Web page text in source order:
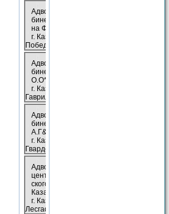
Адво­кат­ский ка­
бинет На­би­ул­ли­
на Ф.К&., Казань
г. Казань, пр-кт.
Победы, 158
Адво­кат­ский ка­
бинет Ры­ко­ва
О.О*/., Казань
г. Казань, ул.
Гаврилова, 1
Адво­кат­ский ка­
бинет Са­д­ри­е­ва
А.Г&., Казань
г. Казань, ул.
Гвардейская, 14
Адво­кат­ский
центр Ва­х­и­тов­
ско­го рай­о­на&,
Казань
г. Казань, ул.
Лесгафта, 33